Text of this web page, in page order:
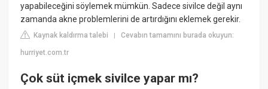
yapabileceğini söylemek mümkün. Sadece sivilce değil aynı
zamanda akne problemlerini de artırdığını eklemek gerekir.
Kaynak kaldırma talebi |Cevabın tamamını burada okuyun:
hurriyet.com.tr
Çok süt içmek sivilce yapar mı?